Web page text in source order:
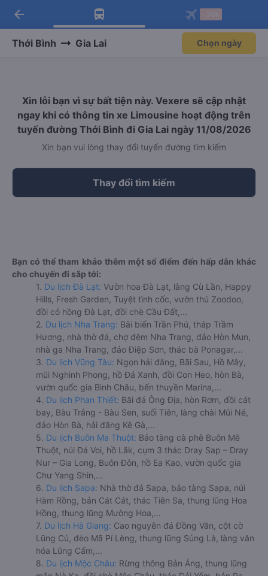
Tải app Vexere ngay!
Nhận ưu đãi thành viên độc
Mở app
Tải app Vexere
-30k/ghế khi đặt vé máy bay qua
Mở app
arrow_back
Thới Bình Gia Lai Chọn ngày
Xin lỗi bạn vì sự bất tiện này. Vexere sẽ cập nhật
ngay khi có thông tin xe Limousine hoạt động trên
tuyến đường Thới Bình đi Gia Lai ngày 11/08/2026
Xin bạn vui lòng thay đổi tuyến đường tìm kiếm
Thay đổi tìm kiếm
Bạn có thể tham khảo thêm một số điểm đến hấp dẫn khác
cho chuyến đi sắp tới:
1. Du lịch Đà Lạt: Vườn hoa Đà Lạt, làng Cù Lần, Happy
Hills, Fresh Garden, Tuyệt tình cốc, vườn thú Zoodoo,
đồi cỏ hồng Đà Lạt, đồi chè Cầu Đất,...
2. Du lịch Nha Trang: Bãi biển Trần Phú, tháp Trầm
Hương, nhà thờ đá, chợ đêm Nha Trang, đảo Hòn Mun,
nhà ga Nha Trang, đảo Điệp Sơn, thác bà Ponagar,...
3. Du lịch Vũng Tàu: Ngọn hải đăng, Bãi Sau, Hồ Mây,
mũi Nghinh Phong, hồ Đá Xanh, đồi Con Heo, hòn Bà,
vườn quốc gia Bình Châu, bến thuyền Marina,...
4. Du lịch Phan Thiết: Bãi đá Ông Địa, hòn Rơm, đồi cát
bay, Bàu Trắng - Bàu Sen, suối Tiên, làng chài Mũi Né,
đảo Hòn Bà, hải đăng Kê Gà,...
5. Du lịch Buôn Ma Thuột: Bảo tàng cà phê Buôn Mê
Thuột, núi Đá Voi, hồ Lắk, cụm 3 thác Dray Sap – Dray
Nur – Gia Long, Buôn Đôn, hồ Ea Kao, vườn quốc gia
Chư Yang Shin,...
6. Du lịch Sapa: Nhà thờ đá Sapa, bảo tàng Sapa, núi
Hàm Rồng, bản Cát Cát, thác Tiên Sa, thung lũng Hoa
Hồng, thung lũng Mường Hoa,...
7. Du lịch Hà Giang: Cao nguyên đá Đồng Văn, cột cờ
Lũng Cú, đèo Mã Pí Lèng, thung lũng Sủng Là, làng văn
hóa Lũng Cẩm,...
8. Du lịch Mộc Châu: Rừng thông Bản Áng, thung lũng